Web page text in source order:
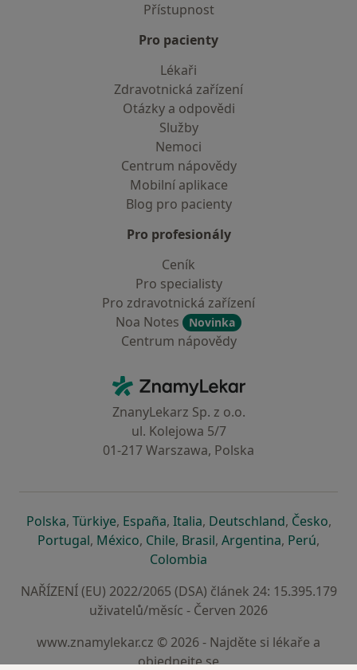
Přístupnost
Pro pacienty
Lékaři
Zdravotnická zařízení
Otázky a odpovědi
Služby
Nemoci
Centrum nápovědy
Mobilní aplikace
Blog pro pacienty
Pro profesionály
Ceník
Pro specialisty
Pro zdravotnická zařízení
Noa Notes
Novinka
Centrum nápovědy
ZnamyLekar - Hlavní stránka
ZnanyLekarz Sp. z o.o.
ul. Kolejowa 5/7
01-217 Warszawa, Polska
Polskase otevře v nové záložce
, Türkiyese otevře v nové záložce
, Españase otevře v nové záložce
, Italiase otevře v nové záložce
, Deutschlandse otevře v
, Českose
,
Portugalse otevře v nové záložce
, Méxicose otevře v nové záložce
, Chilese otevře v nové záložce
, Brasilse otevře v nové
, Argentinase otevře v
, Perúse
,
Colombia
NAŘÍZENÍ (EU) 2022/2065 (DSA) článek 24: 15.395.179
uživatelů/měsíc - Červen 2026
www.znamylekar.cz © 2026 - Najděte si lékaře a
objednejte se